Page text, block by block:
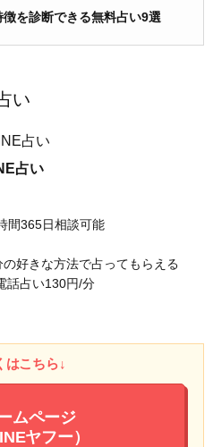
を診断できる無料占い9選
い
占い
間365日相談可能
好きな方法で占ってもらえる
話占い130円/分
はこちら↓
ムページ
ヤフー）